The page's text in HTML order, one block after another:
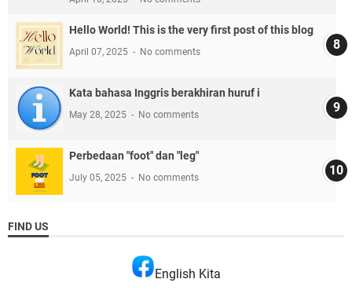
Hello World! This is the very first post of this blog
April 07, 2025 No comments
Kata bahasa Inggris berakhiran huruf i
May 28, 2025 No comments
Perbedaan "foot" dan "leg"
July 05, 2025 No comments
FIND US
English Kita